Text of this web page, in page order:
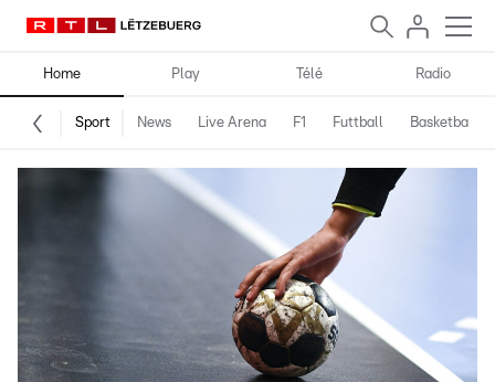
Home Play Télé Radio
Sport News Live Arena F1 Futtball Basketball